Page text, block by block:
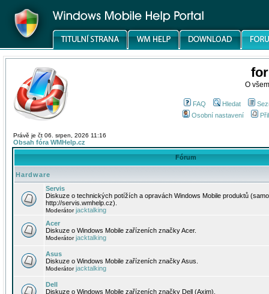
O
FAQ Hledat
Osobní nastavení
Právě je čt 06. srpen, 2026 11:16
Obsah fóra WMHelp.cz
Fórum
Hardware
Servis
Diskuze o technických potížích a opravách Windows Mobile produktů
http://servis.wmhelp.cz).
Moderátorjacktalking
Acer
Diskuze o Windows Mobile zařízeních značky Acer.
Moderátorjacktalking
Asus
Diskuze o Windows Mobile zařízeních značky Asus.
Moderátorjacktalking
Dell
Diskuze o Windows Mobile zařízeních značky Dell (Axim).